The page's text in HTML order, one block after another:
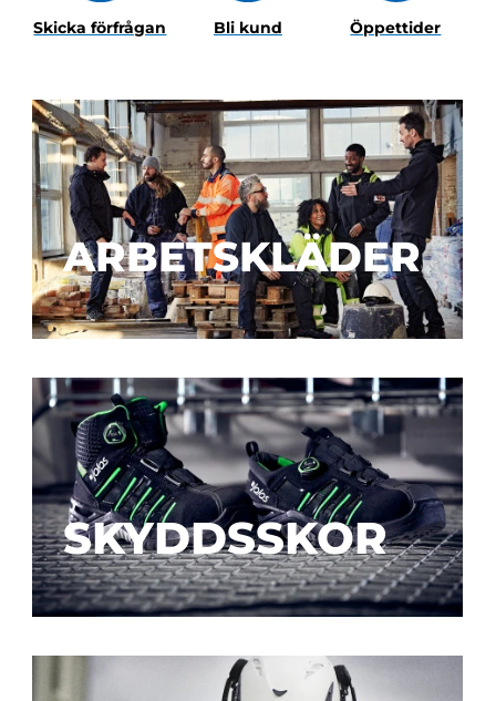
Skicka förfrågan Bli kund Öppettider
ARBETSKLÄDER
SKYDDSSKOR